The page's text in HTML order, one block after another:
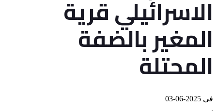
الاسرائيلي قرية
المغير بالضفة
المحتلة
في